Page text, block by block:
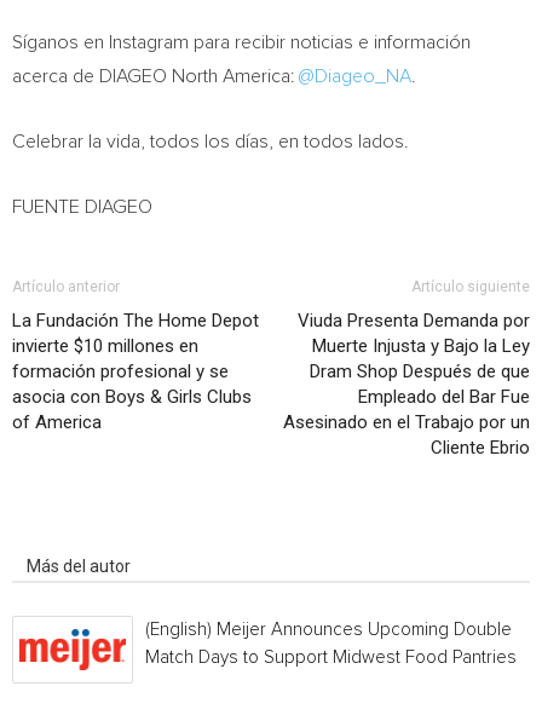
Síganos en Instagram para recibir noticias e información
acerca de DIAGEO North America: @Diageo_NA
Celebrar la vida, todos los días, en todos lados.
FUENTE DIAGEO
Artículo anterior
La Fundación The Home Depot
invierte $10 millones en
formación profesional y se
asocia con Boys & Girls Clubs
of America
Artículo siguiente
Viuda Presenta Demanda por
Muerte Injusta y Bajo la Ley
Dram Shop Después de que
Empleado del Bar Fue
Asesinado en el Trabajo por un
Cliente Ebrio
Más del autor
(English) Meijer Announces Upcoming Double
Match Days to Support Midwest Food Pantries